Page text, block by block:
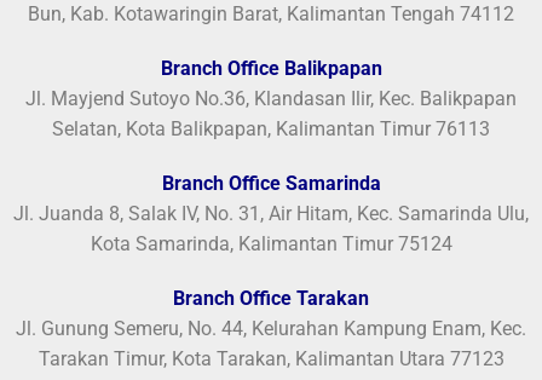
Bun, Kab. Kotawaringin Barat, Kalimantan Tengah 74112
Branch Office Balikpapan
Jl. Mayjend Sutoyo No.36, Klandasan Ilir, Kec. Balikpapan
Selatan, Kota Balikpapan, Kalimantan Timur 76113
Branch Office Samarinda
Jl. Juanda 8, Salak IV, No. 31, Air Hitam, Kec. Samarinda Ulu,
Kota Samarinda, Kalimantan Timur 75124
Branch Office Tarakan
Jl. Gunung Semeru, No. 44, Kelurahan Kampung Enam, Kec.
Tarakan Timur, Kota Tarakan, Kalimantan Utara 77123